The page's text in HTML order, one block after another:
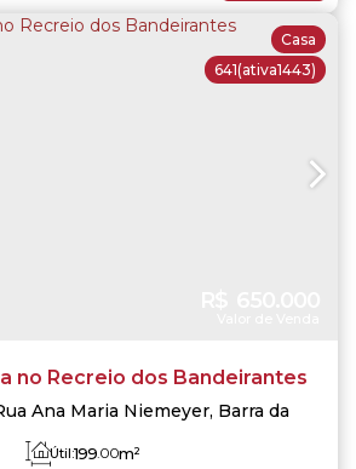
641(ativa1443)
Casa
no Recreio dos Bandeirantes
Ana Maria Niemeyer, Barra da
Útil:199.00m²